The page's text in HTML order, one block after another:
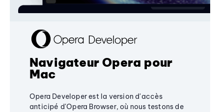
Navigateur Opera pour
Mac
Opera Developer est la version d'accès
anticipé d'Opera Browser, où nous testons de